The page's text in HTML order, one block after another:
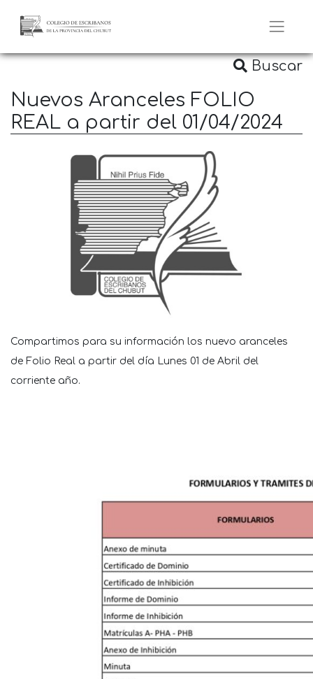
Buscar
Nuevos Aranceles FOLIO
REAL a partir del 01/04/2024
Compartimos para su información los nuevo aranceles
de Folio Real a partir del día Lunes 01 de Abril del
corriente año.